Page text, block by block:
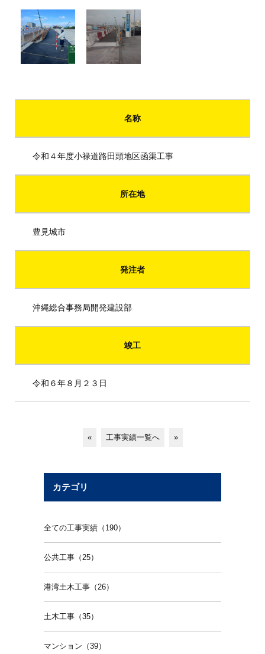
名称
令和４年度小禄道路田頭地区函渠工事
所在地
豊見城市
発注者
沖縄総合事務局開発建設部
竣工
令和６年８月２３日
« 工事実績一覧へ »
カテゴリ
全ての工事実績（190）
公共工事（25）
港湾土木工事（26）
土木工事（35）
マンション（39）